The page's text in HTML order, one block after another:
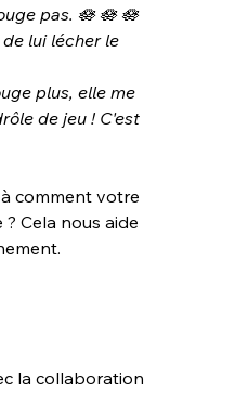
pas. 🪷 🪷 🪷
lui lécher le
plus, elle me
de jeu ! C'est
comment votre
Cela nous aide
la collaboration